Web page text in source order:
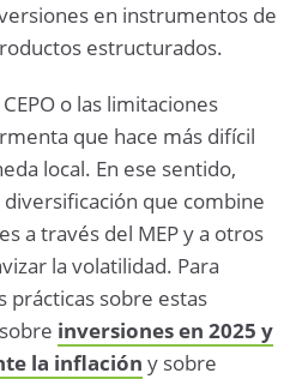
en instrumentos de
estructurados.
o las limitaciones
que hace más difícil
local. En ese sentido,
que combine
a través del MEP y a otros
la volatilidad. Para
prácticas sobre estas
inversiones en 2025 y
la inflación y sobre